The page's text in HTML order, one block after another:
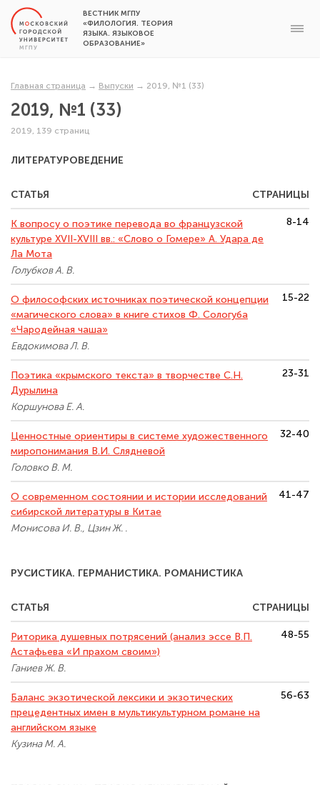
ВЕСТНИК МГПУ
«ФИЛОЛОГИЯ. ТЕОРИЯ
ЯЗЫКА. ЯЗЫКОВОЕ
ОБРАЗОВАНИЕ»
Главная страница → Выпуски → 2019, №1 (33)
2019, №1 (33)
2019, 139 страниц
ЛИТЕРАТУРОВЕДЕНИЕ
СТАТЬЯ СТРАНИЦЫ
К вопросу о поэтике перевода во французской
культуре XVII-XVIII вв.: «Слово о Гомере» А. Удара де
Ла Мота
Голубков А. В.
8-14
О философских источниках поэтической концепции
«магического слова» в книге стихов Ф. Сологуба
«Чародейная чаша»
Евдокимова Л. В.
15-22
Поэтика «крымского текста» в творчестве С.Н.
Дурылина
Коршунова Е. А.
23-31
Ценностные ориентиры в системе художественного
миропонимания В.И. Слядневой
Головко В. М.
32-40
О современном состоянии и истории исследований
сибирской литературы в Китае
Монисова И. В., Цзин Ж. .
41-47
РУСИСТИКА. ГЕРМАНИСТИКА. РОМАНИСТИКА
СТАТЬЯ СТРАНИЦЫ
Риторика душевных потрясений (анализ эссе В.П.
Астафьева «И прахом своим»)
Ганиев Ж. В.
48-55
Баланс экзотической лексики и экзотических
прецедентных имен в мультикультурном романе на
английском языке
Кузина М. А.
56-63